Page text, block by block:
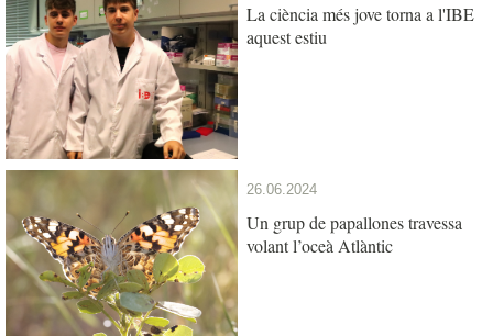
La ciència més jove torna a l'IBE
aquest estiu
26.06.2024
Un grup de papallones travessa
volant l’oceà Atlàntic